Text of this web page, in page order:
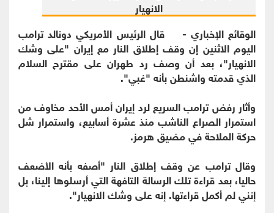
الوقائع الإخباري - قال الرئيس الأمريكي دونالد ترامب
اليوم الاثنين إن وقف ​إطلاق النار مع إيران "على وشك
الانهيار"، ‌بعد أن وصف رد طهران على مقترح السلام
الذي قدمته واشنطن بأنه "غبي".
وأثار رفض ترامب السريع لرد إيران ​أمس الأحد مخاوف من
استمرار الصراع ​الناشب منذ عشرة أسابيع، واستمرار شل
حركة ⁠الملاحة في مضيق هرمز.
وقال ترامب عن ​وقف إطلاق النار "أصفه بأنه الأضعف
حاليا، بعد قراءة ​تلك الرسالة التافهة التي أرسلوها إلينا، بل
إنني لم أكمل قراءتها. إنه على وشك الانهيار".